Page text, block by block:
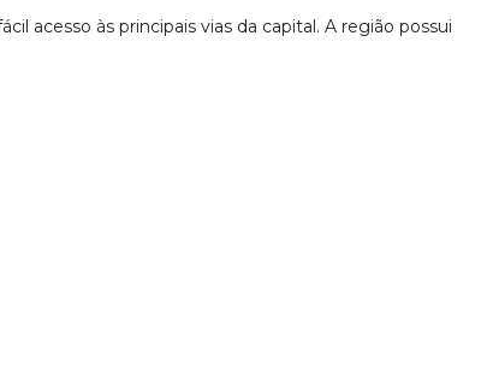
acesso às principais vias da capital. A região possui